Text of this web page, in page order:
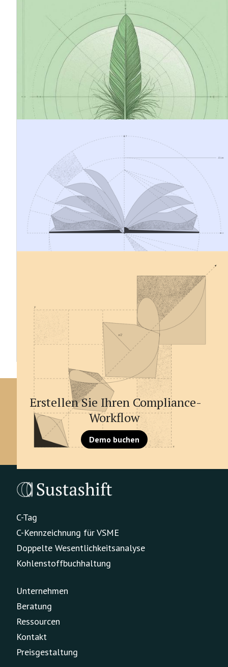
20.7.2025
Von der Europäischen Kommission
empfohlene VSME-Norm
VSME (Voluntary Sustainability Reporting Standard for
Non-Listed SMEs) ist der neue freiwillige EU-Standard
zur Nachhaltigkeitsberichterstattung für kleine und
mittlere nicht börsennotierte Unternehmen. VSME ist
eine vereinfachte und effektive Möglichkeit, ESG-Daten
in Übereinstimmung mit den CSRD- und ESRS-
Rahmenwerken zu berichten.
18.11.2024
CSRD-Berichterstattung - was bedeutet
das für Sie?
Mit der CSRD werden strenge Standards für die
Nachhaltigkeitsberichterstattung eingeführt, die von
den Unternehmen eine doppelte Wesentlichkeitsanalyse,
die Erfüllung der ESRS-Anforderungen und die digitale
Kennzeichnung der Berichte verlangen. Erfahren Sie, für
wen sie gilt, was erforderlich ist und wie Sie sich effektiv
vorbereiten können.
ESRS - Automatische XBRL-
Die CSRD verlangt, dass der Nachhaltigkeitsbericht mit
digitalen Tags kennzeichnet wird. Das Tag ist ein
digitales Kennzeichen, das den Bericht maschinenlesbar
macht und jeden Datenpunkt mit einer individuellen
Kennzeichnung identifiziert.
Erstellen Sie Ihren Compliance-
Workflow
Demo buchen
Unternehmen
Beratung
Ressourcen
Kontakt
Preisgestaltung
C-Tag
C-Kennzeichnung für VSME
Doppelte Wesentlichkeitsanalyse
Kohlenstoffbuchhaltung